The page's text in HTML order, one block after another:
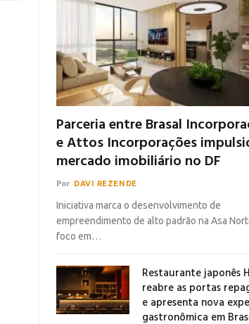
Parceria entre Brasal
e Attos Incorporações
mercado imobiliário no DF
Por DAVI REZENDE
Iniciativa marca o desenvolvimento de
empreendimento de alto padrão na Asa
foco em…
Restaurante japonês
reabre as portas
e apresenta nova
gastronômica em